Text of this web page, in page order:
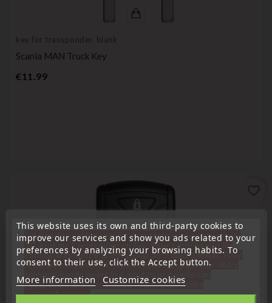
key for transponder, blank
Scania MAN Truck Key
€11.99Price
This website uses its own and third-party cookies to
improve our services and show you ads related to your
preferences by analyzing your browsing habits. To
consent to their use, click the Accept button.
More information Customize cookies
« Attention, notre société sera fermée pour congés du
10 aout au 1 septembre inclus. Pour cette raison les
commandes sont traitées jusqu'au 7 aout 14H00. Pour
le service réparation nous devons réceptionner votre
télécommande avant le 6 aout pour qu'elle soit
réexpédiée avant le 7 aout. Merci pour votre
compréhension»